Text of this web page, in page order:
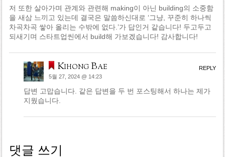
저 또한 살아가며 관계와 관련해 making이 아닌 building의 소중함
을 새삼 느끼고 있는데 결국은 말씀하신대로 ‘그냥, 꾸준히 하나씩
차곡차곡 쌓아 올리는 수밖에 없다.’가 답인거 같습니다! 두고두고
되새기며 스타트업씬에서 build해 가보겠습니다! 감사합니다!
Kihong Bae
5월 27, 2024 @ 14:23
답변 고맙습니다. 같은 답변을 두 번 포스팅해서 하나는 제가
지웠습니다.
REPLY
댓글 쓰기